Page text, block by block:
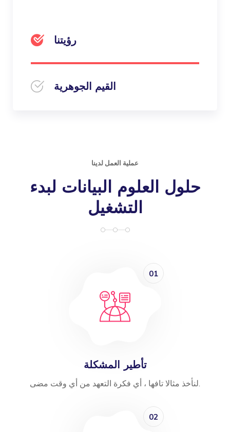
رؤيتنا
القيم الجوهرية
عملية العمل لدينا
حلول العلوم البيانات لبدء
التشغيل
01
تأطير المشكلة
لنأخذ مثالا تافها ، أي فكرة التعهد من أي وقت مضى.
02